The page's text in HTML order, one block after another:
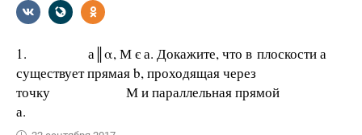
1. а║α, М є а. Докажите, что в плоскости а
существует прямая b, проходящая через
точку М и параллельная прямой
а.